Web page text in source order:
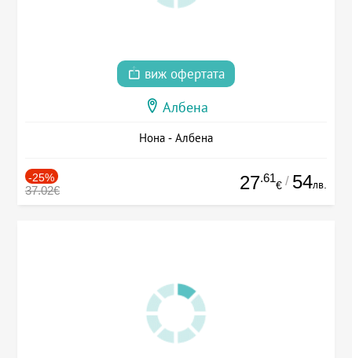
виж офертата
Албена
Нона - Албена
-25%
37.02€ 27.61
€ / 54лв.